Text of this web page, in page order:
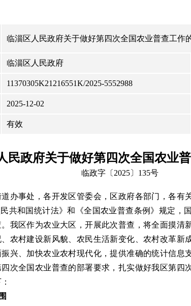
临淄区人民政府关于做好第四次全国农业普查工作
临淄区人民政府
11370305K21216551K/2025-5552988
2025-12-02
有效
民政府关于做好第四次全国农业
临政字〔2025〕135号
办事处 ，各开发区管委会， 区政府各部门，各有
和国统计法》和《全国农业普查条例》规定，
我区作为农业大区，开展此次普查， 将全面摸清
农村建设新风貌、农民生活新变化、农村改革新
兴、加快农业农村现代化，提供准确的统计信息
次全国农业普查的部署要求，扎实做好我区第四